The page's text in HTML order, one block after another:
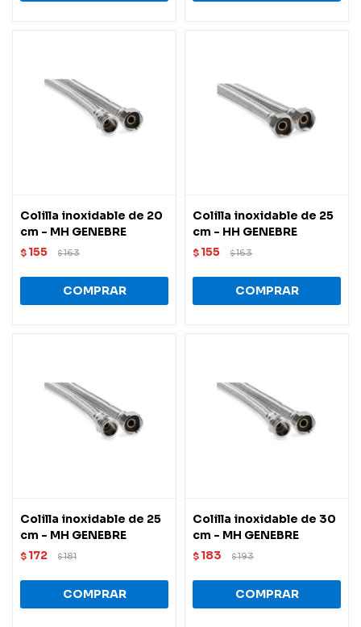
Colilla inoxidable de 20
cm - MH GENEBRE
$ 155 $163
Colilla inoxidable de 25
cm - HH GENEBRE
$ 155 $163
Colilla inoxidable de 25
cm - MH GENEBRE
$ 172 $181
Colilla inoxidable de 30
cm - MH GENEBRE
$ 183 $193